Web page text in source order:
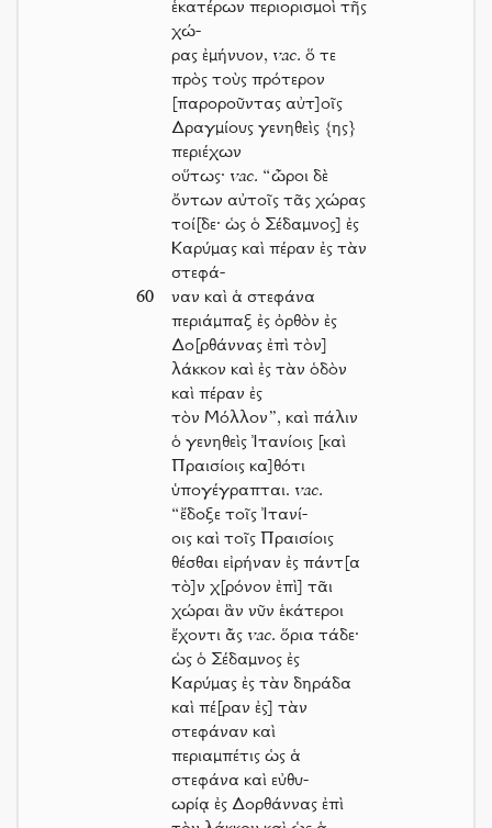
ἑκατέρων περιορισμοὶ τῆς
χώ-
ρας ἐμήνυον, vac. ὅ τε
πρὸς τοὺς πρότερον
[παροροῦντας αὐτ]οῖς
Δραγμίους γενηθεὶς {ης}
περιέχων
οὕτως· vac. “ὦροι δὲ
ὄντων αὐτοῖς τᾶς χώρας
τοί[δε· ὡς ὁ Σέδαμνος] ἐς
Καρύμας καὶ πέραν ἐς τὰν
στεφά-
60
ναν καὶ ἁ στεφάνα
περιάμπαξ ἐς ὀρθὸν ἐς
Δο[ρθάννας ἐπὶ τὸν]
λάκκον καὶ ἐς τὰν ὁδὸν
καὶ πέραν ἐς
τὸν Μόλλον”, καὶ πάλιν
ὁ γενηθεὶς Ἰτανίοις [καὶ
Πραισίοις κα]θότι
ὑπογέγραπται. vac.
“ἔδοξε τοῖς Ἰτανί-
οις καὶ τοῖς Πραισίοις
θέσθαι εἰρήναν ἐς πάντ[α
τὸ]ν χ[ρόνον ἐπὶ] τᾶι
χώραι ἃν νῦν ἑκάτεροι
ἔχοντι ἇς vac. ὅρια τάδε·
ὡς ὁ Σέδαμνος ἐς
Καρύμας ἐς τὰν δηράδα
καὶ πέ[ραν ἐς] τὰν
στεφάναν καὶ
περιαμπέτις ὡς ἁ
στεφάνα καὶ εὐθυ-
ωρίᾳ ἐς Δορθάννας ἐπὶ